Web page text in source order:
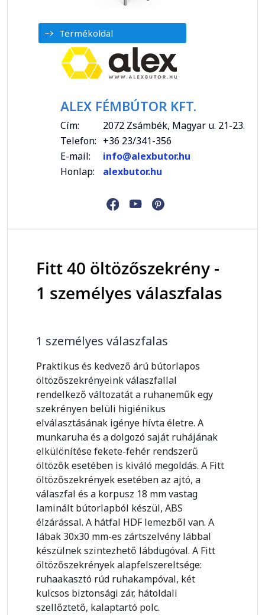
Termékoldal
ALEX FÉMBÚTOR KFT.
Cím:
2072 Zsámbék, Magyar u. 21-23.
Telefon: +36 23/341-356
E-mail:
info@alexbutor.hu
Honlap:
alexbutor.hu
Fitt 40 öltözőszekrény -
1 személyes válaszfalas
1 személyes válaszfalas
Praktikus és kedvező árú bútorlapos
öltözőszekrényeink válaszfallal
rendelkező változatát a ruhaneműk egy
szekrényen belüli higiénikus
elválasztásának igénye hívta életre. A
munkaruha és a dolgozó saját ruhájának
elkülönítése fekete-fehér rendszerű
öltözők esetében is kiváló megoldás. A Fitt
öltözőszekrények esetében az ajtó, a
válaszfal és a korpusz 18 mm vastag
laminált bútorlapból készül, ABS
élzárással. A hátfal HDF lemezből van. A
lábak 30x30 mm-es zártszelvény lábbal
készülnek szintezhető lábdugóval. A Fitt
öltözőszekrények alapfelszereltsége:
ruhaakasztó rúd ruhakampóval, két
kulcsos biztonsági zár, hátoldali
szellőztető, kalaptartó polc.